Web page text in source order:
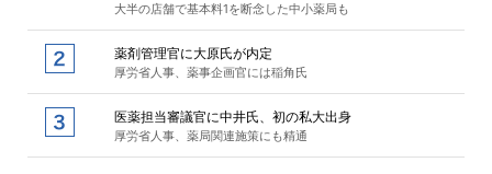
大半の店舗で基本料1を断念した中小薬局も
薬剤管理官に大原氏が内定
厚労省人事、薬事企画官には稲角氏
医薬担当審議官に中井氏、初の私大出身
厚労省人事、薬局関連施策にも精通